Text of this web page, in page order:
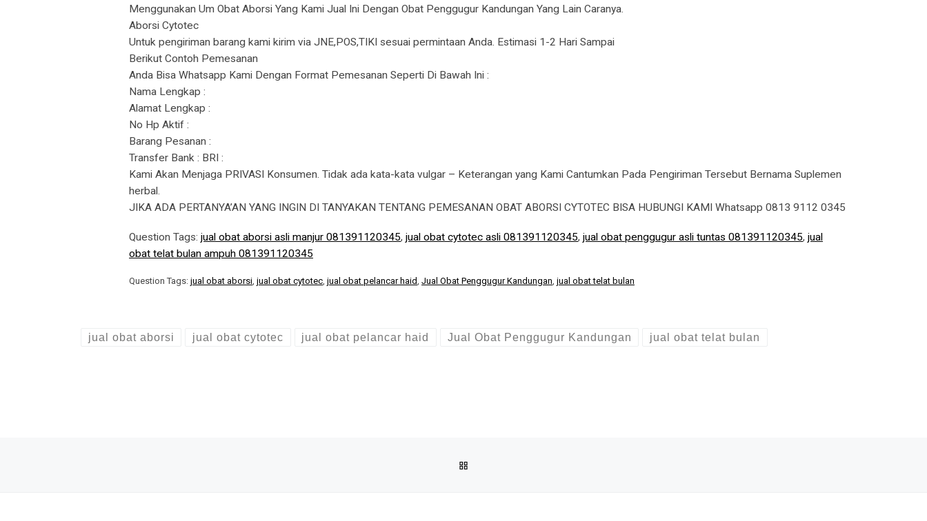
Menggunakan Um Obat Aborsi Yang Kami Jual Ini Dengan Obat Penggugur Kandungan Yang Lain Caranya.
Aborsi Cytotec
Untuk pengiriman barang kami kirim via JNE,POS,TIKI sesuai permintaan Anda. Estimasi 1-2 Hari Sampai
Berikut Contoh Pemesanan
Anda Bisa Whatsapp Kami Dengan Format Pemesanan Seperti Di Bawah Ini :
Nama Lengkap :
Alamat Lengkap :
No Hp Aktif :
Barang Pesanan :
Transfer Bank : BRI :
Kami Akan Menjaga PRIVASI Konsumen. Tidak ada kata-kata vulgar – Keterangan yang Kami Cantumkan Pada Pengiriman Tersebut Bernama Suplemen
herbal.
JIKA ADA PERTANYA’AN YANG INGIN DI TANYAKAN TENTANG PEMESANAN OBAT ABORSI CYTOTEC BISA HUBUNGI KAMI Whatsapp 0813 9112 0345
Question Tags: jual obat aborsi asli manjur 081391120345, jual obat cytotec asli 081391120345, jual obat penggugur asli tuntas 081391120345, jual
obat telat bulan ampuh 081391120345
Question Tags: jual obat aborsi jual obat cytotec jual obat pelancar haid Jual Obat Penggugur Kandungan jual obat telat bulan
jual obat aborsi jual obat cytotec jual obat pelancar haid Jual Obat Penggugur Kandungan jual obat telat bulan